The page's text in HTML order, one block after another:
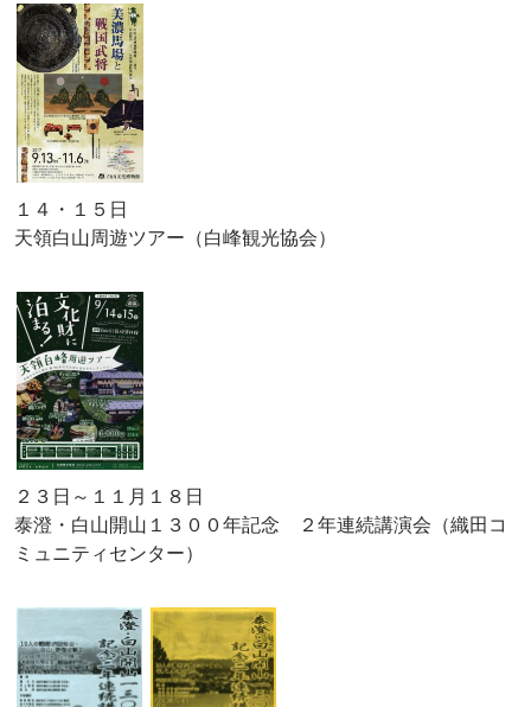
１４・１５日
天領白山周遊ツアー（白峰観光協会）
２３日～１１月１８日
泰澄・白山開山１３００年記念 ２年連続講演会（織田コ
ミュニティセンター）